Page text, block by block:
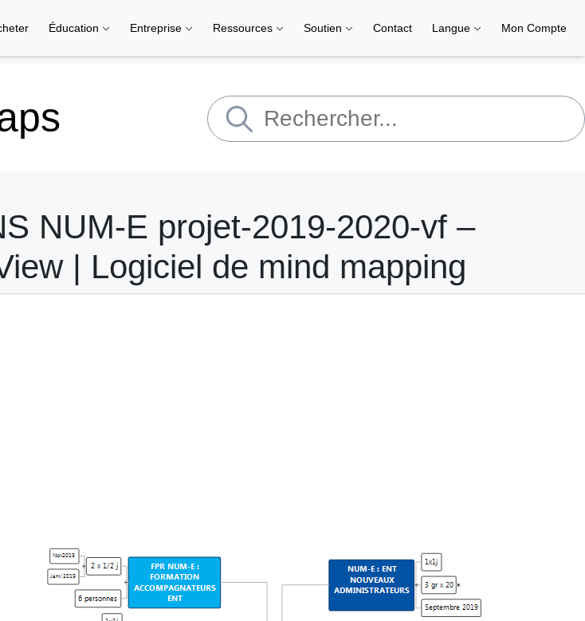
Éducation Entreprise Ressources Soutien Contact Langue Mon Compte
NUM-E projet-2019-2020-vf –
| Logiciel de mind mapping